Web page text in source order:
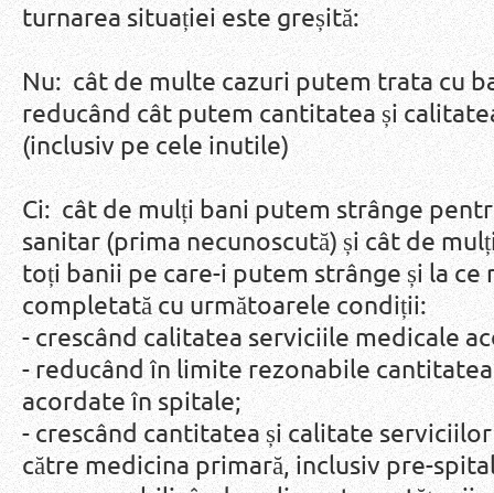
turnarea situației este greșită:
Nu: cât de multe cazuri putem trata cu
reducând cât putem cantitatea și
(inclusiv pe cele inutile)
Ci: cât de mulți bani putem strânge
sanitar (prima necunoscută) și cât de
toți banii pe care-i putem strânge și la
completată cu următoarele condiții:
- crescând calitatea serviciile medicale
- reducând în limite rezonabile
acordate în spitale;
- crescând cantitatea și calitate
către medicina primară, inclusiv pre-